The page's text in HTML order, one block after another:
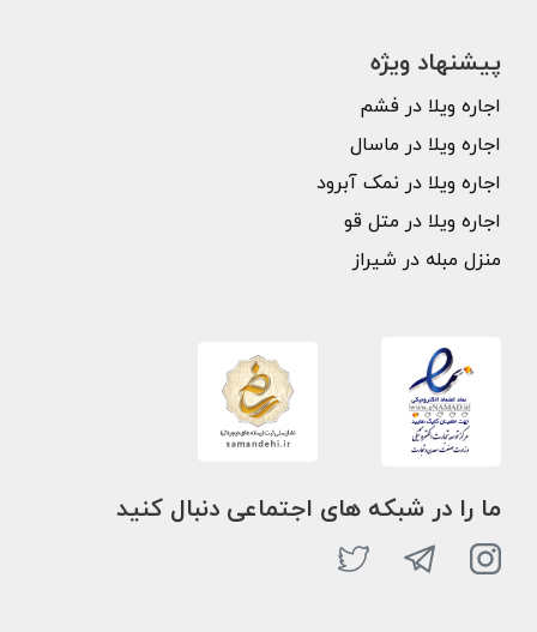
پیشنهاد ویژه
اجاره ویلا در فشم
اجاره ویلا در ماسال
اجاره ویلا در نمک آبرود
اجاره ویلا در متل قو
منزل مبله در شیراز
ما را در شبکه های اجتماعی دنبال کنید